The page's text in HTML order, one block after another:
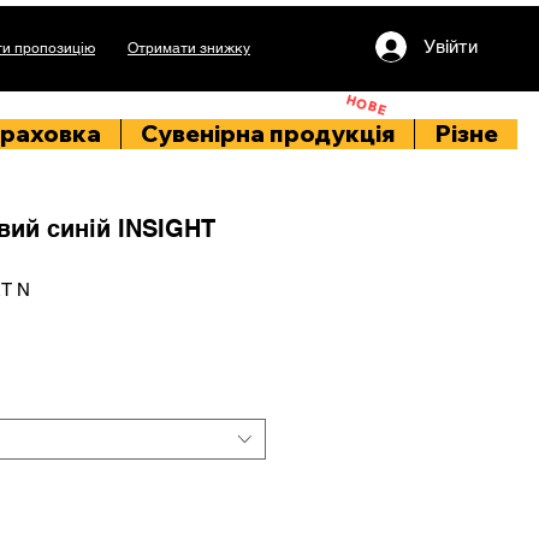
пропозицію Отримати знижку Увійти
НОВЕ
Сувенірна продукція Різне
синій INSIGHT
N